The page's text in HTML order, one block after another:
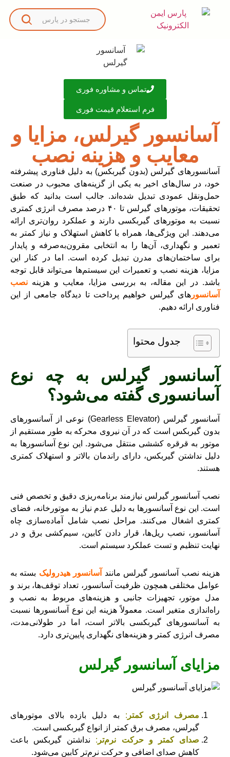
تماس و مشاوره فوری
فرم استعلام قیمت فوری
آسانسور گیرلس، مزایا و
معایب و هزینه نصب
آسانسورهای گیرلس (بدون گیربکس) به دلیل فناوری پیشرفته
خود، در سال‌های اخیر به یکی از گزینه‌های محبوب در صنعت
حمل‌ونقل عمودی تبدیل شده‌اند. جالب است بدانید که طبق
تحقیقات، موتورهای گیرلس تا ۴۰ درصد مصرف انرژی کمتری
نسبت به موتورهای گیربکسی دارند و عملکرد روان‌تری ارائه
می‌دهند. این ویژگی‌ها، همراه با کاهش استهلاک و نیاز کمتر به
تعمیر و نگهداری، آن‌ها را به انتخابی مقرون‌به‌صرفه و پایدار
برای ساختمان‌های مدرن تبدیل کرده است. اما در کنار این
مزایا، هزینه نصب و تعمیرات این سیستم‌ها می‌تواند قابل توجه
باشد. در این مقاله، به بررسی مزایا، معایب و هزینه نصب
آسانسور های گیرلس خواهیم پرداخت تا دیدگاه جامعی از این
فناوری ارائه دهیم.
جدول محتوا
آسانسور گیرلس به چه نوع
آسانسوری گفته می‌شود؟
آسانسور گیرلس (Gearless Elevator) نوعی از آسانسورهای
بدون گیربکس است که در آن نیروی محرکه به طور مستقیم از
موتور به قرقره کششی منتقل می‌شود. این نوع آسانسورها به
دلیل نداشتن گیربکس، دارای راندمان بالاتر و استهلاک کمتری
هستند.
نصب آسانسور گیرلس نیازمند برنامه‌ریزی دقیق و تخصص فنی
است. این نوع آسانسورها به دلیل عدم نیاز به موتورخانه، فضای
کمتری اشغال می‌کنند. مراحل نصب شامل آماده‌سازی چاه
آسانسور، نصب ریل‌ها، قرار دادن کابین، سیم‌کشی برق و در
نهایت تنظیم و تست عملکرد سیستم است.
هزینه نصب آسانسور گیرلس مانند آسانسور هیدرولیک بسته به
عوامل مختلفی همچون ظرفیت آسانسور، تعداد توقف‌ها، برند و
مدل موتور، تجهیزات جانبی و هزینه‌های مربوط به نصب و
راه‌اندازی متغیر است. معمولاً هزینه این نوع آسانسورها نسبت
به آسانسورهای گیربکسی بالاتر است، اما در طولانی‌مدت،
مصرف انرژی کمتر و هزینه‌های نگهداری پایین‌تری دارد.
مزایای آسانسور گیرلس
مصرف انرژی کمتر : به دلیل بازده بالای موتورهای
گیرلس، مصرف برق کمتر از انواع گیربکسی است.
صدای کمتر و حرکت نرم‌تر : نداشتن گیربکس باعث
کاهش صدای اضافی و حرکت نرم‌تر کابین می‌شود.